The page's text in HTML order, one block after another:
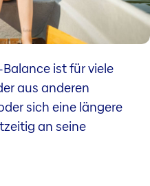
ist für viele
aus anderen
sich eine längere
an seine